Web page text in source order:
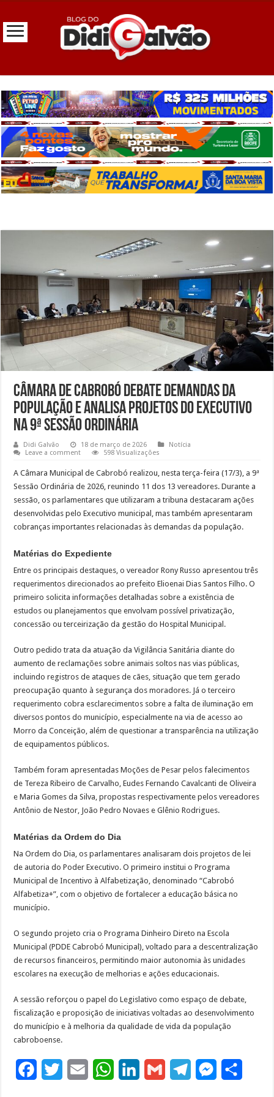
Câmara de Cabrobó debate demandas da
população e analisa projetos do Executivo
na 9ª Sessão Ordinária
Didi Galvão 18 de março de 2026
Notícia
Leave a comment
598 Visualizações
A Câmara Municipal de Cabrobó realizou, nesta terça-feira (17/3), a 9ª
Sessão Ordinária de 2026, reunindo 11 dos 13 vereadores. Durante a
sessão, os parlamentares que utilizaram a tribuna destacaram ações
desenvolvidas pelo Executivo municipal, mas também apresentaram
cobranças importantes relacionadas às demandas da população.
Matérias do Expediente
Entre os principais destaques, o vereador Rony Russo apresentou três
requerimentos direcionados ao prefeito Elioenai Dias Santos Filho. O
primeiro solicita informações detalhadas sobre a existência de
estudos ou planejamentos que envolvam possível privatização,
concessão ou terceirização da gestão do Hospital Municipal.
Outro pedido trata da atuação da Vigilância Sanitária diante do
aumento de reclamações sobre animais soltos nas vias públicas,
incluindo registros de ataques de cães, situação que tem gerado
preocupação quanto à segurança dos moradores. Já o terceiro
requerimento cobra esclarecimentos sobre a falta de iluminação em
diversos pontos do município, especialmente na via de acesso ao
Morro da Conceição, além de questionar a transparência na utilização
de equipamentos públicos.
Também foram apresentadas Moções de Pesar pelos falecimentos
de Tereza Ribeiro de Carvalho, Eudes Fernando Cavalcanti de Oliveira
e Maria Gomes da Silva, propostas respectivamente pelos vereadores
Antônio de Nestor, João Pedro Novaes e Glênio Rodrigues.
Matérias da Ordem do Dia
Na Ordem do Dia, os parlamentares analisaram dois projetos de lei
de autoria do Poder Executivo. O primeiro institui o Programa
Municipal de Incentivo à Alfabetização, denominado “Cabrobó
Alfabetiza+”, com o objetivo de fortalecer a educação básica no
município.
O segundo projeto cria o Programa Dinheiro Direto na Escola
Municipal (PDDE Cabrobó Municipal), voltado para a descentralização
de recursos financeiros, permitindo maior autonomia às unidades
escolares na execução de melhorias e ações educacionais.
A sessão reforçou o papel do Legislativo como espaço de debate,
fiscalização e proposição de iniciativas voltadas ao desenvolvimento
do município e à melhoria da qualidade de vida da população
cabroboense.
W
M